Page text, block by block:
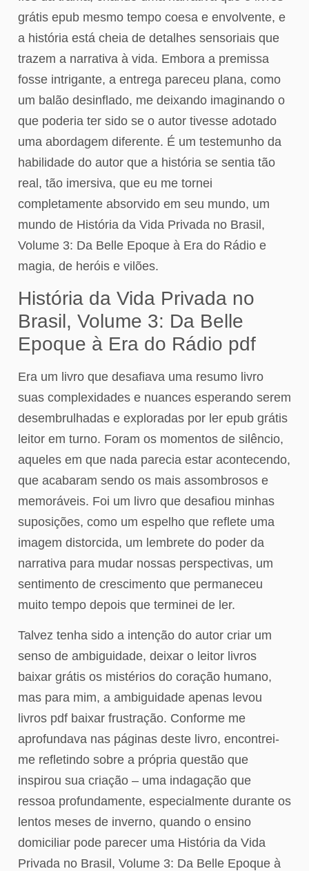
grátis epub mesmo tempo coesa e envolvente, e
a história está cheia de detalhes sensoriais que
trazem a narrativa à vida. Embora a premissa
fosse intrigante, a entrega pareceu plana, como
um balão desinflado, me deixando imaginando o
que poderia ter sido se o autor tivesse adotado
uma abordagem diferente. É um testemunho da
habilidade do autor que a história se sentia tão
real, tão imersiva, que eu me tornei
completamente absorvido em seu mundo, um
mundo de História da Vida Privada no Brasil,
Volume 3: Da Belle Epoque à Era do Rádio e
magia, de heróis e vilões.
História da Vida Privada no
Brasil, Volume 3: Da Belle
Epoque à Era do Rádio pdf
Era um livro que desafiava uma resumo livro
suas complexidades e nuances esperando serem
desembrulhadas e exploradas por ler epub grátis
leitor em turno. Foram os momentos de silêncio,
aqueles em que nada parecia estar acontecendo,
que acabaram sendo os mais assombrosos e
memoráveis. Foi um livro que desafiou minhas
suposições, como um espelho que reflete uma
imagem distorcida, um lembrete do poder da
narrativa para mudar nossas perspectivas, um
sentimento de crescimento que permaneceu
muito tempo depois que terminei de ler.
Talvez tenha sido a intenção do autor criar um
senso de ambiguidade, deixar o leitor livros
baixar grátis os mistérios do coração humano,
mas para mim, a ambiguidade apenas levou
livros pdf baixar frustração. Conforme me
aprofundava nas páginas deste livro, encontrei-
me refletindo sobre a própria questão que
inspirou sua criação – uma indagação que
ressoa profundamente, especialmente durante os
lentos meses de inverno, quando o ensino
domiciliar pode parecer uma História da Vida
Privada no Brasil, Volume 3: Da Belle Epoque à